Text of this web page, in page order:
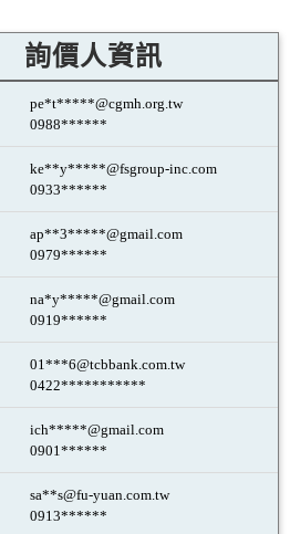
詢價人資訊
pe*t*****@cgmh.org.tw
0988******
ke**y*****@fsgroup-inc.com
0933******
ap**3*****@gmail.com
0979******
na*y*****@gmail.com
0919******
01***6@tcbbank.com.tw
0422***********
ich*****@gmail.com
0901******
sa**s@fu-yuan.com.tw
0913******